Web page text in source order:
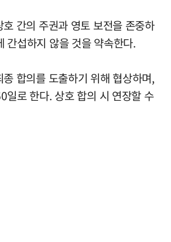
간의 주권과 영토 보전을 존중하
간섭하지 않을 것을 약속한다.
합의를 도출하기 위해 협상하며,
일로 한다. 상호 합의 시 연장할 수